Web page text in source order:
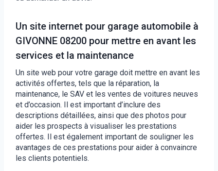
Un site internet pour garage automobile à
GIVONNE 08200 pour mettre en avant les
services et la maintenance
Un site web pour votre garage doit mettre en avant les
activités offertes, tels que la réparation, la
maintenance, le SAV et les ventes de voitures neuves
et d’occasion. Il est important d’inclure des
descriptions détaillées, ainsi que des photos pour
aider les prospects à visualiser les prestations
offertes. Il est également important de souligner les
avantages de ces prestations pour aider à convaincre
les clients potentiels.